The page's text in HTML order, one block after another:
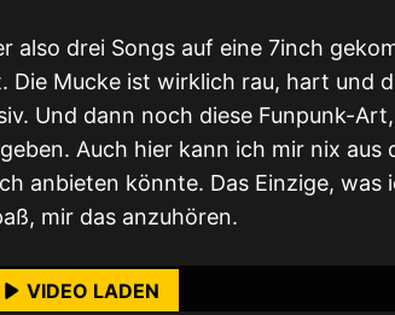
also drei Songs auf eine 7inch
Mucke ist wirklich rau, hart und
Und dann noch diese Funpunk-
Auch hier kann ich mir nix aus
anbieten könnte. Das Einzige, was
mir das anzuhören.
du die Datenschutzerklärung von
Mehr erfahren
VIDEO LADEN